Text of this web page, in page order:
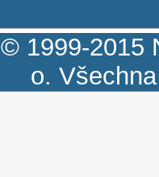
© 1999-2015
o.